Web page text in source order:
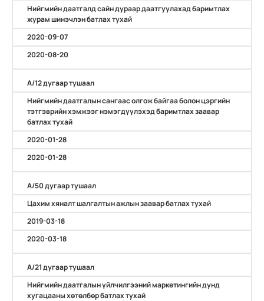
Нийгмийн даатгалд сайн дураар даатгуулахад баримтлах
журам шинэчлэн батлах тухай
2020-09-07
2020-08-20
А/12 дугаар тушаал
Нийгмийн даатгалын сангаас олгож байгаа болон цэргийн
тэтгэврийн хэмжээг нэмэгдүүлэхэд баримтлах заавар
батлах тухай
2020-01-28
2020-01-28
А/50 дугаар тушаал
Цахим хяналт шалгалтын ажлын заавар батлах тухай
2019-03-18
2020-03-18
А/21 дугаар тушаал
Нийгмийн даатгалын үйлчилгээний маркетингийн дунд
хугацааны хөтөлбөр батлах тухай